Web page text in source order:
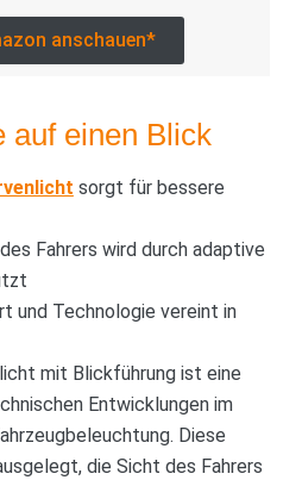
anschauen*
auf einen Blick
sorgt für bessere
des Fahrers wird durch adaptive
und Technologie vereint in
mit Blickführung ist eine
Entwicklungen im
Diese
die Sicht des Fahrers